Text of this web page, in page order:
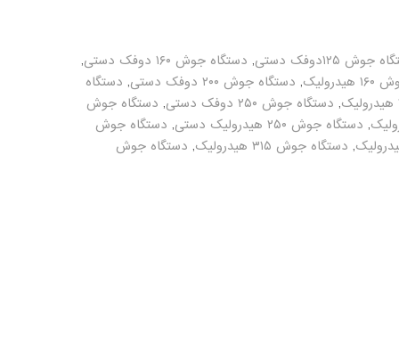
جوش ۱۲۵دوفک دستی , دستگاه جوش ۱۶۰ دوفک دستی
,
, دستگاه جوش ۲۰۰ دوفک دستی , دستگاه
, دستگاه جوش ۲۵۰ دوفک دستی , دستگاه جوش
, دستگاه جوش ۲۵۰ هیدرولیک دستی , دستگاه جوش
, دستگاه جوش ۳۱۵ هیدرولیک , دستگاه جوش